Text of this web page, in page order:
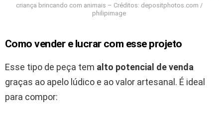
criança brincando com animais – Créditos: depositphotos.com /
philipimage
Como vender e lucrar com esse projeto
Esse tipo de peça tem alto potencial de venda
graças ao apelo lúdico e ao valor artesanal. É ideal
para compor: